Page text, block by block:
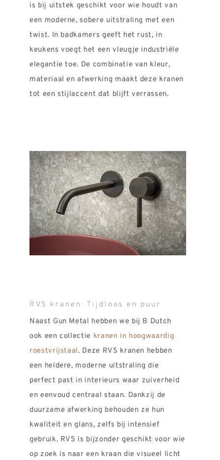
is bij uitstek geschikt voor wie houdt van
een moderne, sobere uitstraling met een
twist. In badkamers geeft het rust, in
keukens voegt het een vleugje industriële
elegantie toe. De combinatie van kleur,
materiaal en afwerking maakt deze kranen
tot een stijlaccent dat blijft verrassen.
RVS kranen: Tijdloos en puur
Naast Gun Metal hebben we bij B Dutch
ook een collectie kranen in hoogwaardig
roestvrijstaal. Deze RVS kranen hebben
een heldere, moderne uitstraling die
perfect past in interieurs waar zuiverheid
en eenvoud centraal staan. Dankzij de
duurzame afwerking behouden ze hun
kwaliteit en glans, zelfs bij intensief
gebruik. RVS is bijzonder geschikt voor wie
op zoek is naar een kraan die visueel licht